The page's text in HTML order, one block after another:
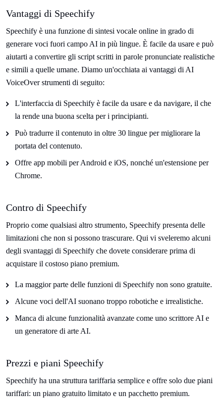
Vantaggi di Speechify
Speechify è una funzione di sintesi vocale online in grado di
generare voci fuori campo AI in più lingue. È facile da usare e può
aiutarti a convertire gli script scritti in parole pronunciate realistiche
e simili a quelle umane. Diamo un'occhiata ai vantaggi di AI
VoiceOver strumenti di seguito:
L'interfaccia di Speechify è facile da usare e da navigare, il che
la rende una buona scelta per i principianti.
Può tradurre il contenuto in oltre 30 lingue per migliorare la
portata del contenuto.
Offre app mobili per Android e iOS, nonché un'estensione per
Chrome.
Contro di Speechify
Proprio come qualsiasi altro strumento, Speechify presenta delle
limitazioni che non si possono trascurare. Qui vi sveleremo alcuni
degli svantaggi di Speechify che dovete considerare prima di
acquistare il costoso piano premium.
La maggior parte delle funzioni di Speechify non sono gratuite.
Alcune voci dell'AI suonano troppo robotiche e irrealistiche.
Manca di alcune funzionalità avanzate come uno scrittore AI e
un generatore di arte AI.
Prezzi e piani Speechify
Speechify ha una struttura tariffaria semplice e offre solo due piani
tariffari: un piano gratuito limitato e un pacchetto premium.